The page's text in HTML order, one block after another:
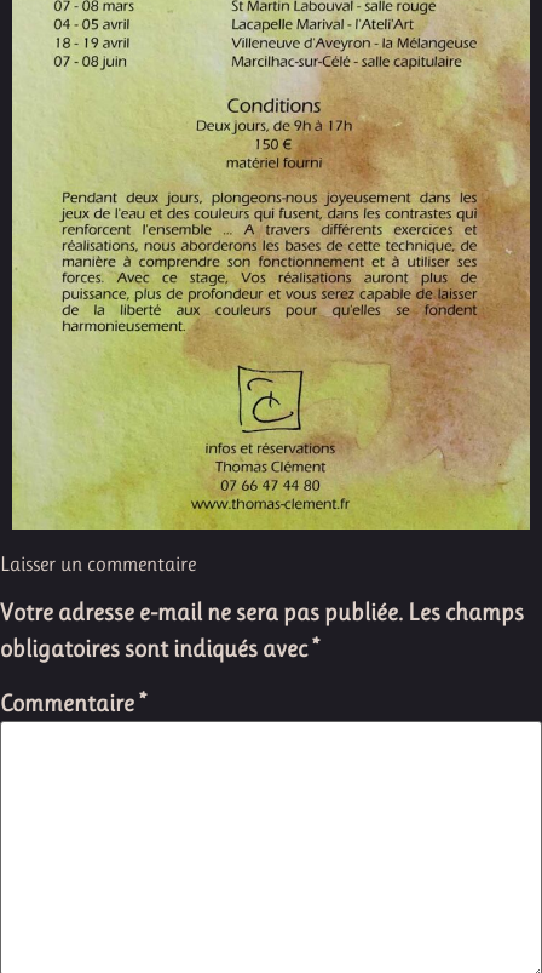
Laisser un commentaire
Votre adresse e-mail ne sera pas publiée. Les champs
obligatoires sont indiqués avec*
Commentaire*